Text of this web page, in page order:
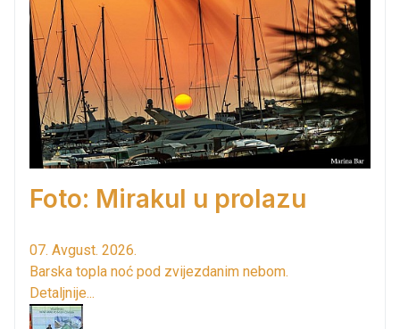
Foto: Mirakul u prolazu
07. Avgust. 2026.
Barska topla noć pod zvijezdanim nebom.
Detaljnije...